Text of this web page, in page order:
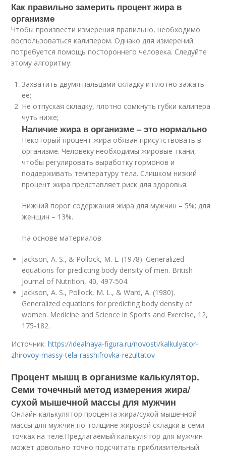
Как правильно замерить процент жира в
организме
Чтобы произвести измерения правильно, необходимо
воспользоваться калипером. Однако для измерений
потребуется помощь постороннего человека. Следуйте
этому алгоритму:
Захватить двумя пальцами складку и плотно зажать
её;
Не отпуская складку, плотно сомкнуть губки калипера
чуть ниже;
Наличие жира в организме – это нормально
Некоторый процент жира обязан присутствовать в
организме. Человеку необходимы жировые ткани,
чтобы регулировать выработку гормонов и
поддерживать температуру тела. Слишком низкий
процент жира представляет риск для здоровья.
Нижний порог содержания жира для мужчин – 5%; для
женщин – 13%.
На основе материалов:
Jackson, A. S., & Pollock, M. L. (1978). Generalized
equations for predicting body density of men. British
Journal of Nutrition, 40, 497-504.
Jackson, A. S., Pollock, M. L., & Ward, A. (1980).
Generalized equations for predicting body density of
women. Medicine and Science in Sports and Exercise, 12,
175-182.
Источник:https://idealnaya-figura.ru/novosti/kalkulyator-
zhirovoy-massy-tela-rasshifrovka-rezultatov
Процент мышц в организме калькулятор.
Семи точечный метод измерения жира/
сухой мышечной массы для мужчин
Онлайн калькулятор процента жира/сухой мышечной
массы для мужчин по толщине жировой складки в семи
точках на теле.Предлагаемый калькулятор для мужчин
может довольно точно подсчитать приблизительный